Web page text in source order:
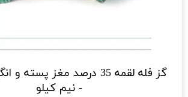
گز فله لقمه 35 درصد مغز
- نیم کیلو